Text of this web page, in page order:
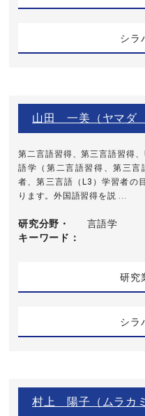
シラ
山田 一美（ヤマダ
第二言語習得、第三言語習得
語学（第二言語習得、第三
者、第三言語（L3）学習者の
ります。外国語習得を説 ...
研究分野・
キーワード
言語学
研究
シラ
村上 陽子（ムラカ